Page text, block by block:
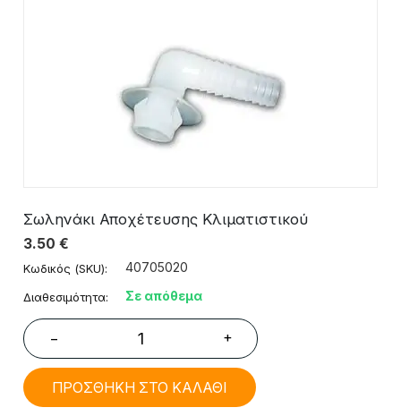
Σωληνάκι Αποχέτευσης Κλιματιστικού
3.50 €
Κωδικός (SKU): 40705020
Διαθεσιμότητα: Σε απόθεμα
− +
ΠΡΟΣΘΗΚΗ ΣΤΟ ΚΑΛΑΘΙ